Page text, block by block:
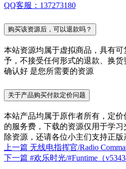
QQ客服：137273180
购买该资源后，可以退款吗？
本站资源均属于虚拟商品，具有
予，不接受任何形式的退款、换
确认好 是您所需要的资源
关于产品购买付款定价问题
本站产品均属于原作者所有，定
的服务费，下载的资源仅用于学
除资源，还请各位小主们支持正版
上一篇 无线电指挥官/Radio
下一篇 #欢乐时光/#Funtime（